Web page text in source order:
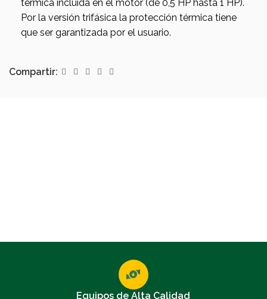
térmica incluida en el motor (de 0,5 HP hasta 1 HP).
Por la versión trifásica la protección térmica tiene
que ser garantizada por el usuario.
Compartir:
Equipos de Alta Calidad